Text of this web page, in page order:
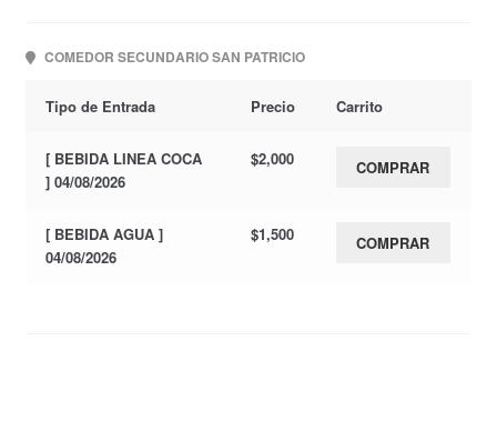
COMEDOR SECUNDARIO SAN PATRICIO
Tipo de Entrada Precio Carrito
[ BEBIDA LINEA COCA
] 04/08/2026
$2,000 COMPRAR
[ BEBIDA AGUA ]
04/08/2026
$1,500 COMPRAR